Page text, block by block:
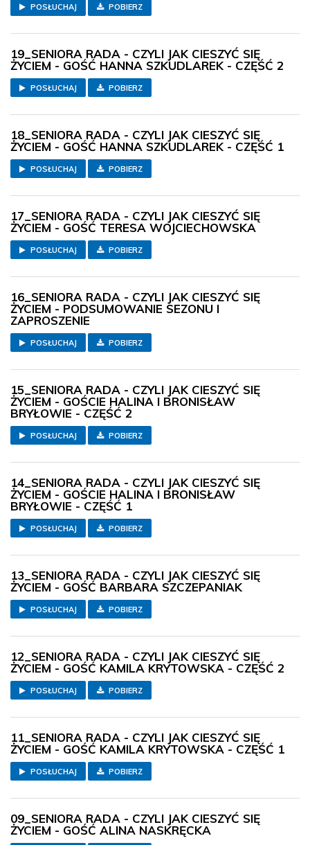
POSŁUCHAJ POBIERZ
19_SENIORA RADA - CZYLI JAK CIESZYĆ SIĘ
ŻYCIEM - GOŚĆ HANNA SZKUDLAREK - CZĘŚĆ 2
POSŁUCHAJ POBIERZ
18_SENIORA RADA - CZYLI JAK CIESZYĆ SIĘ
ŻYCIEM - GOŚĆ HANNA SZKUDLAREK - CZĘŚĆ 1
POSŁUCHAJ POBIERZ
17_SENIORA RADA - CZYLI JAK CIESZYĆ SIĘ
ŻYCIEM - GOŚĆ TERESA WOJCIECHOWSKA
POSŁUCHAJ POBIERZ
16_SENIORA RADA - CZYLI JAK CIESZYĆ SIĘ
ŻYCIEM - PODSUMOWANIE SEZONU I
ZAPROSZENIE
POSŁUCHAJ POBIERZ
15_SENIORA RADA - CZYLI JAK CIESZYĆ SIĘ
ŻYCIEM - GOŚCIE HALINA I BRONISŁAW
BRYŁOWIE - CZĘŚĆ 2
POSŁUCHAJ POBIERZ
14_SENIORA RADA - CZYLI JAK CIESZYĆ SIĘ
ŻYCIEM - GOŚCIE HALINA I BRONISŁAW
BRYŁOWIE - CZĘŚĆ 1
POSŁUCHAJ POBIERZ
13_SENIORA RADA - CZYLI JAK CIESZYĆ SIĘ
ŻYCIEM - GOŚĆ BARBARA SZCZEPANIAK
POSŁUCHAJ POBIERZ
12_SENIORA RADA - CZYLI JAK CIESZYĆ SIĘ
ŻYCIEM - GOŚĆ KAMILA KRYTOWSKA - CZĘŚĆ 2
POSŁUCHAJ POBIERZ
11_SENIORA RADA - CZYLI JAK CIESZYĆ SIĘ
ŻYCIEM - GOŚĆ KAMILA KRYTOWSKA - CZĘŚĆ 1
POSŁUCHAJ POBIERZ
09_SENIORA RADA - CZYLI JAK CIESZYĆ SIĘ
ŻYCIEM - GOŚĆ ALINA NASKRĘCKA